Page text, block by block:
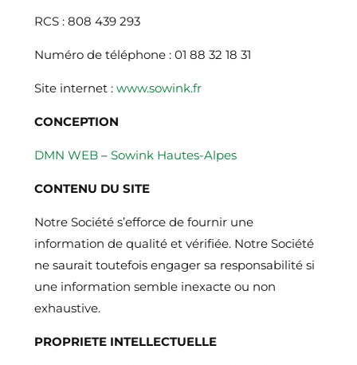
RCS : 808 439 293
Numéro de téléphone : 01 88 32 18 31
Site internet : www.sowink.fr
CONCEPTION
DMN WEB – Sowink Hautes-Alpes
CONTENU DU SITE
Notre Société s’efforce de fournir une
information de qualité et vérifiée. Notre Société
ne saurait toutefois engager sa responsabilité si
une information semble inexacte ou non
exhaustive.
PROPRIETE INTELLECTUELLE